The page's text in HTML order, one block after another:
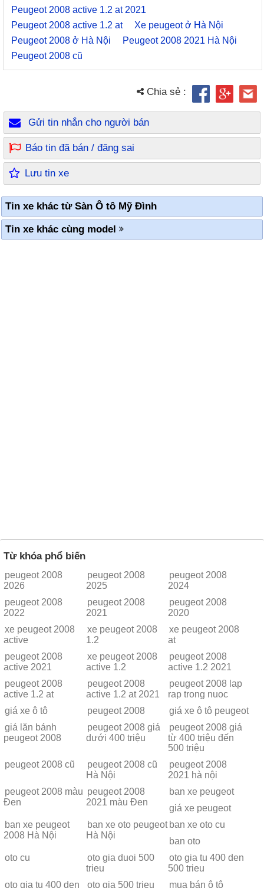
Peugeot 2008 active 1.2 at 2021
Peugeot 2008 active 1.2 at
Xe peugeot ở Hà Nội
Peugeot 2008 ở Hà Nội
Peugeot 2008 2021 Hà Nội
Peugeot 2008 cũ
Chia sẻ :
Gửi tin nhắn cho người bán
Báo tin đã bán / đăng sai
Lưu tin xe
Tin xe khác từ Sàn Ô tô Mỹ Đình
Tin xe khác cùng model
Từ khóa phổ biến
peugeot 2008
2026
peugeot 2008
2025
peugeot 2008
2024
peugeot 2008
2022
peugeot 2008
2021
peugeot 2008
2020
xe peugeot 2008
active
xe peugeot 2008
1.2
xe peugeot 2008
at
peugeot 2008
active 2021
xe peugeot 2008
active 1.2
peugeot 2008
active 1.2 2021
peugeot 2008
active 1.2 at
peugeot 2008
active 1.2 at 2021
peugeot 2008 lap
rap trong nuoc
giá xe ô tô
peugeot 2008
giá xe ô tô peugeot
giá lăn bánh
peugeot 2008
peugeot 2008 giá
dưới 400 triệu
peugeot 2008 giá
từ 400 triệu đến
500 triệu
peugeot 2008 cũ
peugeot 2008 cũ
Hà Nội
peugeot 2008
2021 hà nội
peugeot 2008 màu
Đen
peugeot 2008
2021 màu Đen
ban xe peugeot
giá xe peugeot
ban xe peugeot
2008 Hà Nội
ban xe oto peugeot
Hà Nội
ban xe oto cu
ban oto
oto cu
oto gia duoi 500
trieu
oto gia tu 400 den
500 trieu
oto gia tu 400 den
oto gia 500 trieu mua bán ô tô